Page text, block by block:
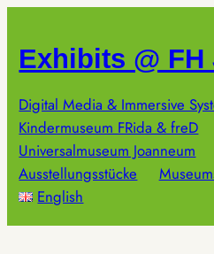
springen
Exhibits @ FH
Digital Media & Immersive
Kindermuseum FRida & freD
Universalmuseum Joanneum
Ausstellungsstücke
English